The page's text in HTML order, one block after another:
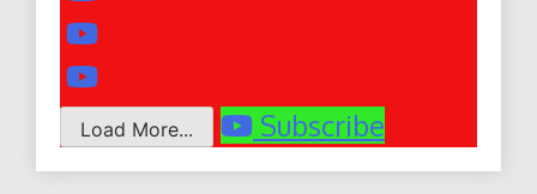
Load More... Subscribe